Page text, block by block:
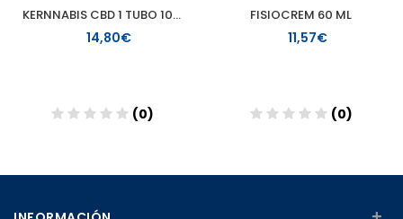
KERNNABIS CBD 1 TUBO 100 ML
14,80€
(0)
FISIOCREM 60 ML
11,57€
(0)